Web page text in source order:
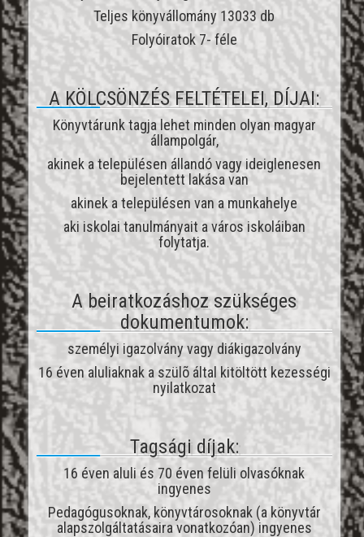
Teljes könyvállomány 13033 db
Folyóiratok 7- féle
A KÖLCSÖNZÉS FELTÉTELEI, DÍJAI:
Könyvtárunk tagja lehet minden olyan magyar
állampolgár,
akinek a településen állandó vagy ideiglenesen
bejelentett lakása van
akinek a településen van a munkahelye
aki iskolai tanulmányait a város iskoláiban
folytatja.
A beiratkozáshoz szükséges
dokumentumok:
személyi igazolvány vagy diákigazolvány
16 éven aluliaknak a szülõ által kitöltött kezességi
nyilatkozat
Tagsági díjak:
16 éven aluli és 70 éven felüli olvasóknak
ingyenes
Pedagógusoknak, könyvtárosoknak (a könyvtár
alapszolgáltatásaira vonatkozóan) ingyenes